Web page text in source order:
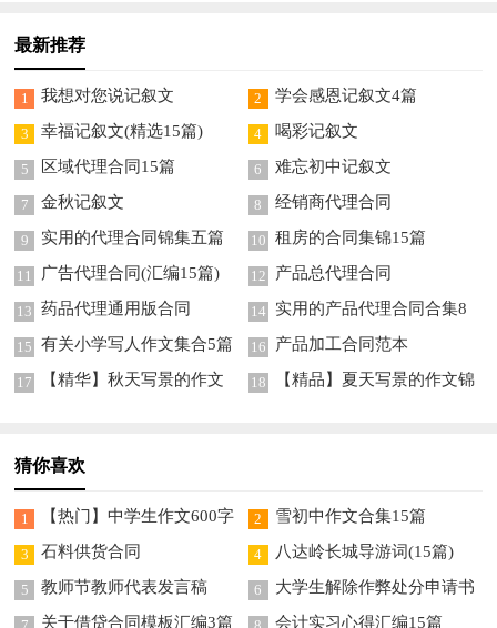
最新推荐
1 我想对您说记叙文 2 学会感恩记叙文4篇
3 幸福记叙文(精选15篇) 4 喝彩记叙文
5 区域代理合同15篇 6 难忘初中记叙文
7 金秋记叙文 8 经销商代理合同
9 实用的代理合同锦集五篇 10 租房的合同集锦15篇
11 广告代理合同(汇编15篇) 12 产品总代理合同
13 药品代理通用版合同 14
实用的产品代理合同合集8
篇
15 有关小学写人作文集合5篇 16 产品加工合同范本
17
【精华】秋天写景的作文
18
【精品】夏天写景的作文锦
猜你喜欢
1
【热门】中学生作文600字
四篇
2 雪初中作文合集15篇
3 石料供货合同 4 八达岭长城导游词(15篇)
5 教师节教师代表发言稿 6
大学生解除作弊处分申请书
4篇
关于借贷合同模板汇编3篇 会计实习心得汇编15篇